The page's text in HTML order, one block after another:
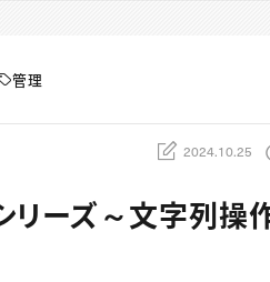
管理
2024.10.25
リーズ～文字列操